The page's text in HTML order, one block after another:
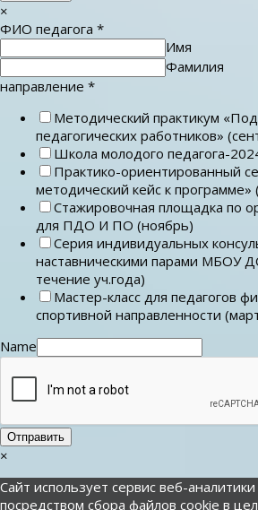
×
ФИО педагога *
Имя
Фамилия
направление *
Методический практикум
педагогических работников»
Школа молодого педагога-
Практико-ориентированный
методический кейс к
Стажировочная площадка по
для ПДО И ПО (ноябрь)
Серия индивидуальных
наставническими парами МБОУ
течение уч.года)
Мастер-класс для педагогов
спортивной направленности
Name
Отправить
×
Сайт использует сервис веб-
посредством сбора файлов cookie в